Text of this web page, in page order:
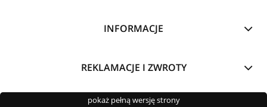
INFORMACJE
REKLAMACJE I ZWROTY
pokaż pełną wersję strony